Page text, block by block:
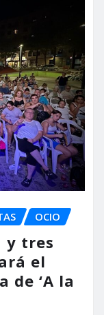
OCIO
y tres
el
de ‘A la